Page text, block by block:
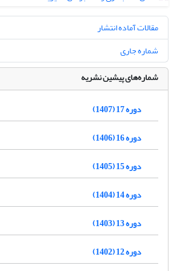
مقالات آماده انتشار
شماره جاری
شماره‌های پیشین نشریه
دوره 17 (1407)
دوره 16 (1406)
دوره 15 (1405)
دوره 14 (1404)
دوره 13 (1403)
دوره 12 (1402)